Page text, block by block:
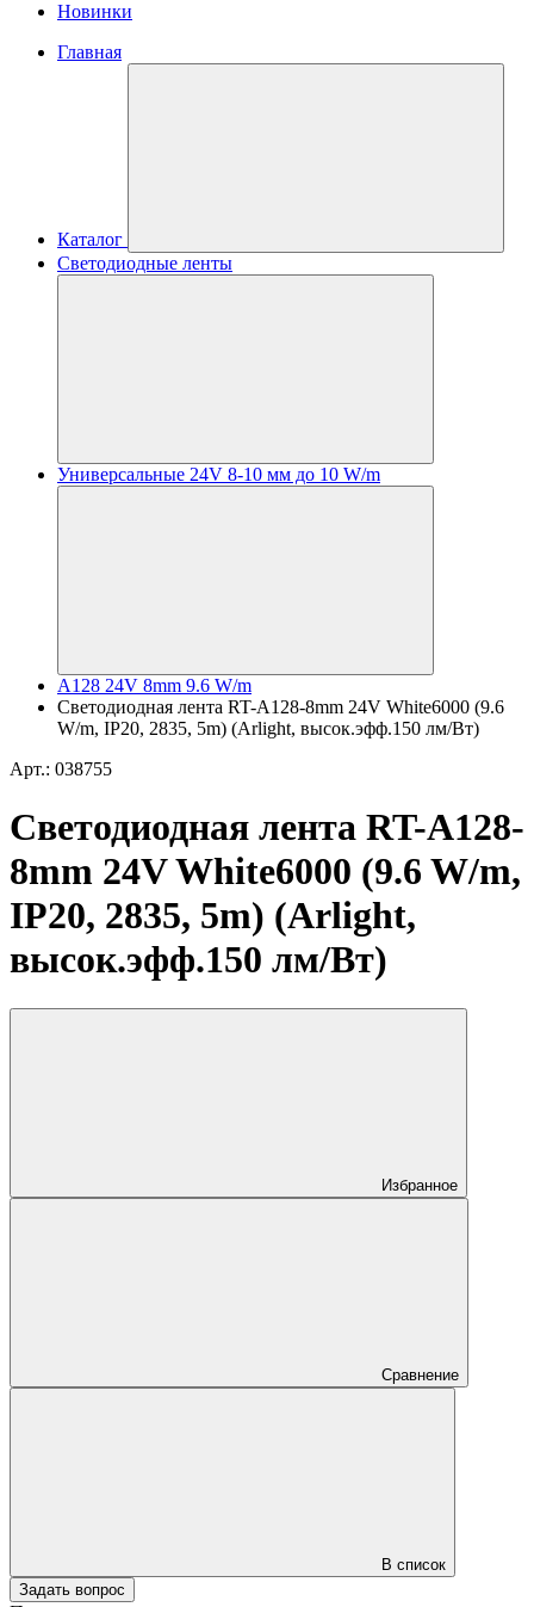
Новинки
Главная
Каталог
Светодиодные ленты
Универсальные 24V 8-10 мм до 10 W/m
A128 24V 8mm 9.6 W/m
Светодиодная лента RT-A128-8mm 24V White6000 (9.6
W/m, IP20, 2835, 5m) (Arlight, высок.эфф.150 лм/Вт)
Арт.: 038755
Светодиодная лента RT-A128-
8mm 24V White6000 (9.6 W/m,
IP20, 2835, 5m) (Arlight,
высок.эфф.150 лм/Вт)
Избранное
Сравнение
В список
Задать вопрос